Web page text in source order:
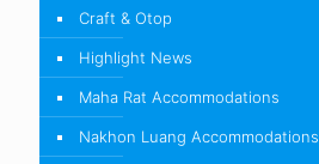
Craft & Otop
Highlight News
Maha Rat Accommodations
Nakhon Luang Accommodations